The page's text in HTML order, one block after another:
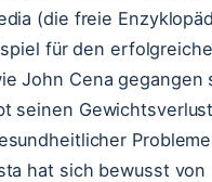
(die freie
für den
John Cena
seinen
hat sich bewusst